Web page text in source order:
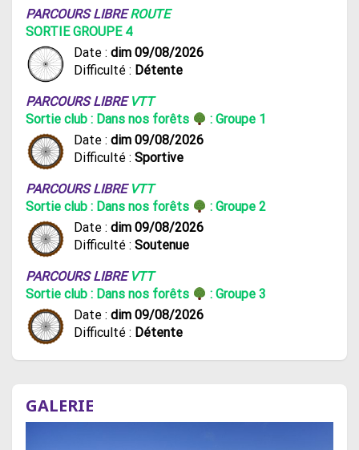
PARCOURS LIBREROUTE
SORTIE GROUPE 4
Date : dim 09/08/2026
Difficulté : Détente
PARCOURS LIBRE VTT
Sortie club : Dans nos forêts
: Groupe 1
Date : dim 09/08/2026
Difficulté : Sportive
PARCOURS LIBRE VTT
Sortie club : Dans nos forêts
: Groupe 2
Date : dim 09/08/2026
Difficulté : Soutenue
PARCOURS LIBRE VTT
Sortie club : Dans nos forêts
: Groupe 3
Date : dim 09/08/2026
Difficulté : Détente
GALERIE